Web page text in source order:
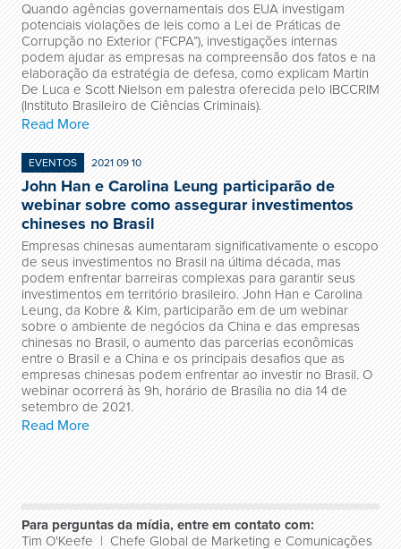
Quando agências governamentais dos EUA investigam
potenciais violações de leis como a Lei de Práticas de
Corrupção no Exterior (“FCPA”), investigações internas
podem ajudar as empresas na compreensão dos fatos e na
elaboração da estratégia de defesa, como explicam Martin
De Luca e Scott Nielson em palestra oferecida pelo IBCCRIM
(Instituto Brasileiro de Ciências Criminais).
Read More
EVENTOS 2021 09 10
John Han e Carolina Leung participarão de
webinar sobre como assegurar investimentos
chineses no Brasil
Empresas chinesas aumentaram significativamente o escopo
de seus investimentos no Brasil na última década, mas
podem enfrentar barreiras complexas para garantir seus
investimentos em território brasileiro. John Han e Carolina
Leung, da Kobre & Kim, participarão em de um webinar
sobre o ambiente de negócios da China e das empresas
chinesas no Brasil, o aumento das parcerias econômicas
entre o Brasil e a China e os principais desafios que as
empresas chinesas podem enfrentar ao investir no Brasil. O
webinar ocorrerá às 9h, horário de Brasília no dia 14 de
setembro de 2021.
Read More
Para perguntas da mídia, entre em contato com:
Tim O'Keefe | Chefe Global de Marketing e Comunicações